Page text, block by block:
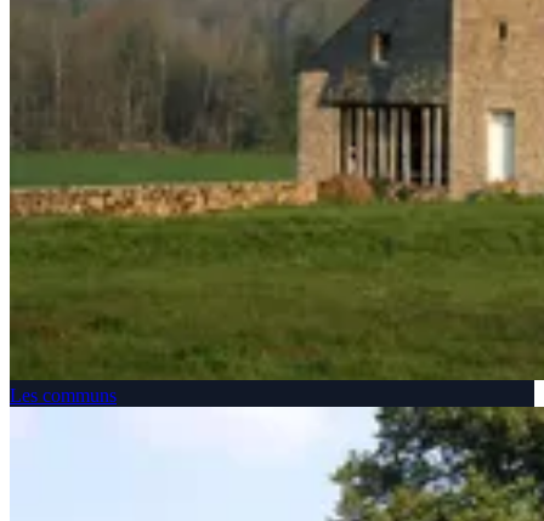
Les communs